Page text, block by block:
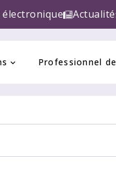
la FACTURE
électronique
Professionnel